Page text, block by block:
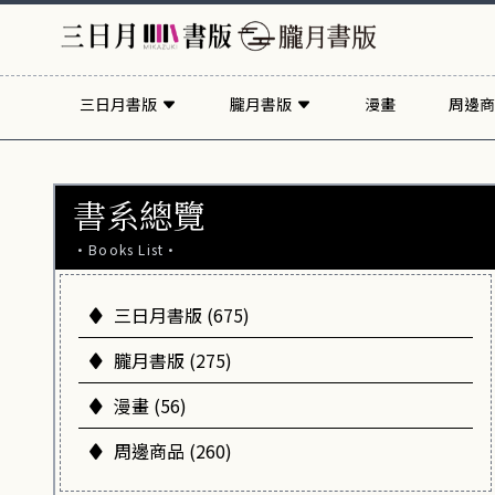
三日月書版 朧月書版 漫畫 周邊
書系總覽
·Books List·
三日月書版 (675)
朧月書版 (275)
漫畫 (56)
周邊商品 (260)